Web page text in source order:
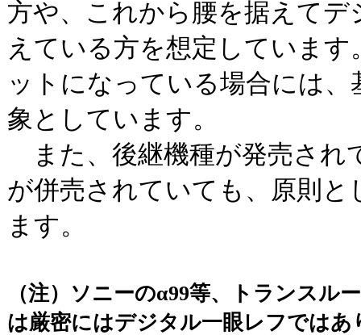
方や、これから腰を据えて
えている方を想定していま
ットになっている場合には
象としています。
また、後継機種が発売され
が併売されていても、原則と
ます。
（注）ソニーのα99等、トランスル
は厳密にはデジタル一眼レフでは